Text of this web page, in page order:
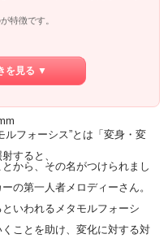
特徴です。
て、浮かび上がります。
りてきて、星々との繋がりを天使と
ので、若干多めに膨らんでいる方
ルギーを流すように使います。
トのように方向を気にせず使うこ
ーズにするイメージで。
やすいと思います。
を見る ▼
ルフォーシス”とは「変身・変
すると、
から、その名がつけられまし
の第一人者メロディーさん。
いわれるメタモルフォーシ
ことを助け、変化に対する対